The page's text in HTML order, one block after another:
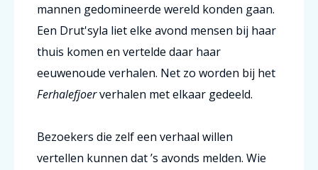
mannen gedomineerde wereld konden gaan.
Een Drut'syla liet elke avond mensen bij haar
thuis komen en vertelde daar haar
eeuwenoude verhalen. Net zo worden bij het
Ferhalefjoerverhalen met elkaar gedeeld.
Bezoekers die zelf een verhaal willen
vertellen kunnen dat ’s avonds melden. Wie